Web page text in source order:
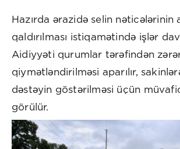
Hazırda ərazidə selin nəticələrinin
qaldırılması istiqamətində işlər
Aidiyyəti qurumlar tərəfindən
qiymətləndirilməsi aparılır,
dəstəyin göstərilməsi üçün
görülür.